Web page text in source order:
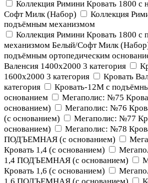
Коллекция Римини Кровать 1800 с
Софт Милк (Набор)
Коллекция
подъёмным механизмом
Коллекция Римини Кровать 1800 с
механизмом Белый/Софт Милк
подъёмным ортопедическим
Валенсия 1400х2000 3 категория
1600х2000 3 категория
Кровать
категория
Кровать-12М с
основанием
Мегаполис: №75
основанием)
Мегаполис: №76
(с основанием)
Мегаполис: №77
основанием)
Мегаполис: №78
ПОДЪЕМНАЯ (с основанием)
Кровать 1,4 (с основанием)
1,4 ПОДЪЕМНАЯ (с основанием)
Кровать 1,6 (с основанием)